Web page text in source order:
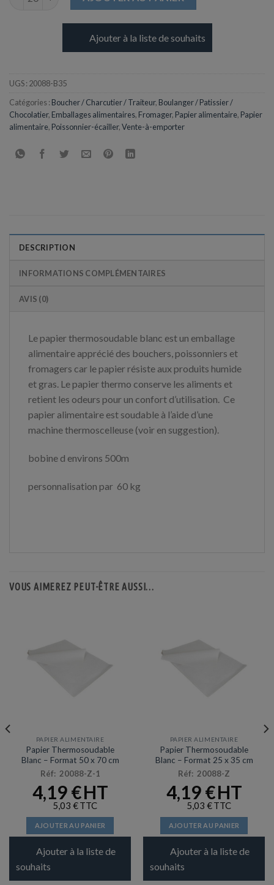
Ajouter à la liste de souhaits
UGS : 20088-B35
Catégories : Boucher / Charcutier / Traiteur, Boulanger / Patissier /
Chocolatier, Emballages alimentaires, Fromager, Papier alimentaire, Papier
alimentaire, Poissonnier-écailler,Vente-à-emporter
DESCRIPTION
INFORMATIONS COMPLÉMENTAIRES
AVIS (0)
Le papier thermosoudable blanc est un emballage
alimentaire apprécié des bouchers, poissonniers et
fromagers car le papier résiste aux produits humide
et gras. Le papier thermo conserve les aliments et
retient les odeurs pour un confort d’utilisation. Ce
papier alimentaire est soudable à l’aide d’une
machine thermoscelleuse (voir en suggestion).
bobine d environs 500m
personnalisation par 60 kg
VOUS AIMEREZ PEUT-ÊTRE AUSSI…
PAPIER ALIMENTAIRE
Papier Thermosoudable
Blanc – Format 50 x 70 cm
Réf: 20088-Z-1
4,19€
5,03 €
AJOUTER AU PANIER
Ajouter à la liste de
souhaits
PAPIER ALIMENTAIRE
Papier Thermosoudable
Blanc – Format 25 x 35 cm
Réf: 20088-Z
4,19€
5,03 €
AJOUTER AU PANIER
Ajouter à la liste de
souhaits